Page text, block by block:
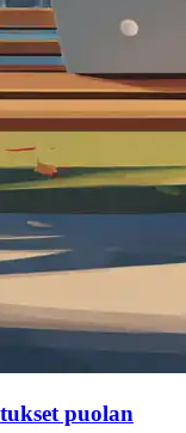
puolan